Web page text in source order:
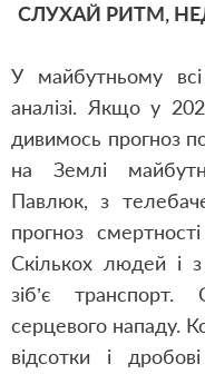
СЛУХАЙ РИТМ,
У майбутньому
аналізі. Якщо у
дивимось прогноз
на Землі
Павлюк, з
прогноз
Скількох людей і
зіб’є
серцевого нападу.
відсотки і